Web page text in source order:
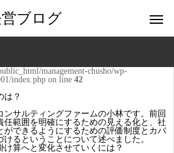
ブログ
management-chusho/wp-
index.php on line 42
は？
ンサルティングファームの小林です。前回
任範囲を明確にするための見える化と、社
ができるようにするための評価制度とカバ
るということについて述べました。
算へと変化させていくには？